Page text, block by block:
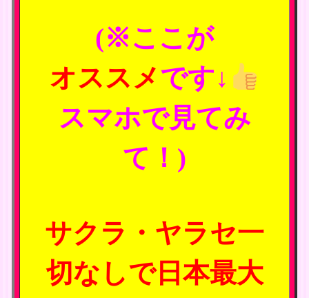
(※ここが
オススメです↓
スマホで見てみ
て！)
サクラ・ヤラセ一
切なしで日本最大